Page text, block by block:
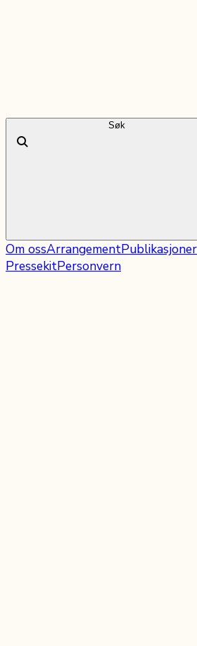
Søk
Om ossArrangementPublikasjoner
PressekitPersonvern